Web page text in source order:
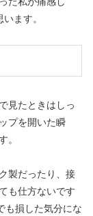
ます。
見たときはしっ
プを開いた瞬
。
製だったり、接
も仕方ないです
も損した気分にな